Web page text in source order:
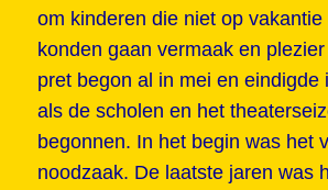
om kinderen die niet op vakantie
konden gaan vermaak en
pret begon al in mei en eindigde
als de scholen en het
begonnen. In het begin was het
noodzaak. De laatste jaren was